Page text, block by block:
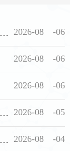
重钢总医院视频监控系统改造项目采购公告 06
2026-08
06
2026-08
06
2026-08
重钢总医院男性性功能康复治疗仪采购公告 05
2026-08
重钢总医院数字图书馆系统服务项目采购公告（第二次） 04
2026-08